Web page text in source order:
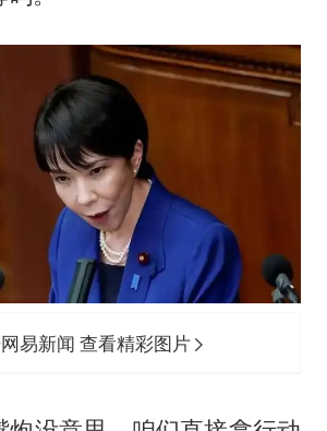
易新闻 查看精彩图片